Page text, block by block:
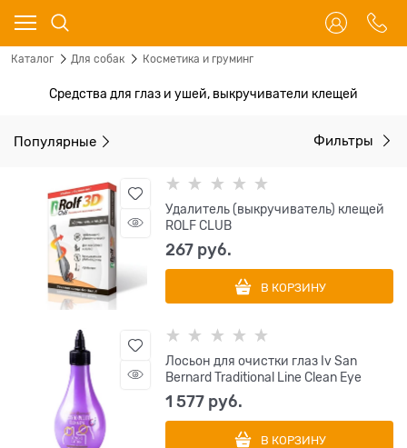
Каталог Для собак Косметика и груминг
Средства для глаз и ушей, выкручиватели клещей
Популярные Фильтры
Удалитель (выкручиватель) клещей
ROLF CLUB
267 руб.
В КОРЗИНУ
Лосьон для очистки глаз Iv San
Bernard Traditional Line Clean Eye
1 577 руб.
В КОРЗИНУ